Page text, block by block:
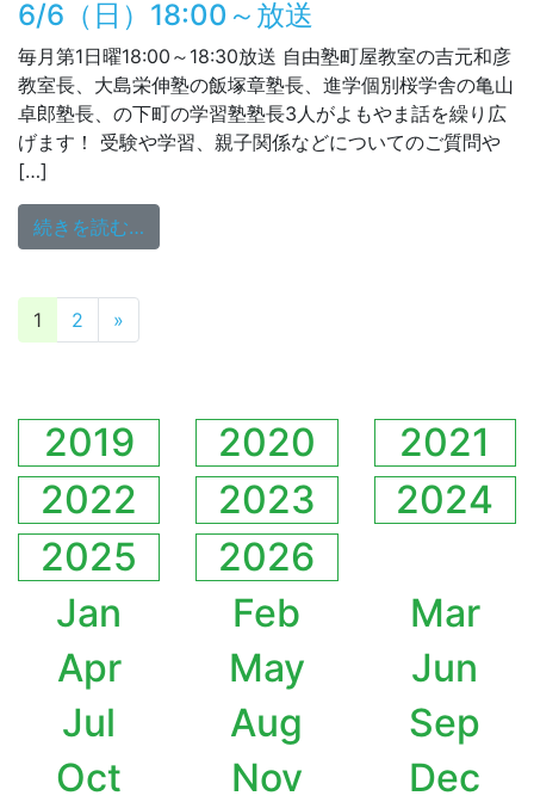
6/6（日）18:00～放送
毎月第1日曜18:00～18:30放送 自由塾町屋教室の吉元和彦
教室長、大島栄伸塾の飯塚章塾長、進学個別桜学舎の亀山
卓郎塾長、の下町の学習塾塾長3人がよもやま話を繰り広
げます！ 受験や学習、親子関係などについてのご質問や
[…]
続きを読む…
投稿ナビゲーション
1 2 »
2019 2020
2021
2022
2023
2024
2025
2026
Jan
Feb
Mar
Apr
May
Jun
Jul
Aug
Sep
Oct
Nov Dec